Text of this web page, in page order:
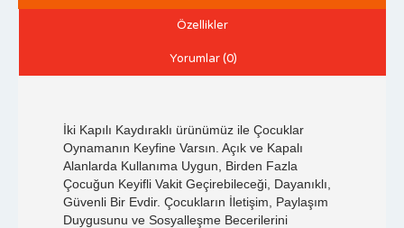
Özellikler
Yorumlar (0)
İki Kapılı Kaydıraklı ürünümüz ile Çocuklar
Oynamanın Keyfine Varsın. Açık ve Kapalı
Alanlarda Kullanıma Uygun, Birden Fazla
Çocuğun Keyifli Vakit Geçirebileceği, Dayanıklı,
Güvenli Bir Evdir. Çocukların İletişim, Paylaşım
Duygusunu ve Sosyalleşme Becerilerini